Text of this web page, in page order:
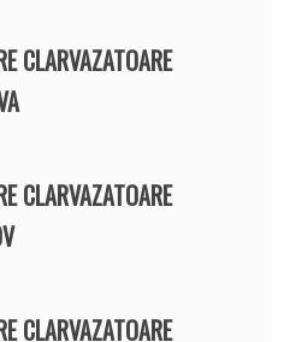
CLARVAZATOARE
CLARVAZATOARE
CLARVAZATOARE